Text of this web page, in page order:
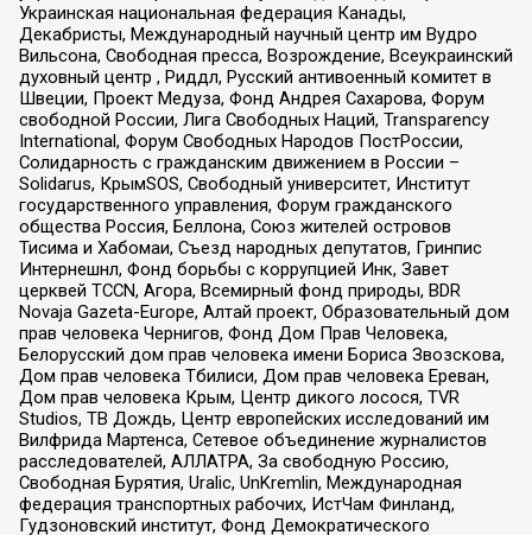
Украинская национальная федерация Канады,
Декабристы, Международный научный центр им Вудро
Вильсона, Свободная пресса, Возрождение, Всеукраинский
духовный центр , Риддл, Русский антивоенный комитет в
Швеции, Проект Медуза, Фонд Андрея Сахарова, Форум
свободной России, Лига Свободных Наций, Transparеncy
International, Форум Свободных Народов ПостРоссии,
Солидарность с гражданским движением в России –
Solidarus, КрымSOS, Свободный университет, Институт
государственного управления, Форум гражданского
общества Россия, Беллона, Союз жителей островов
Тисима и Хабомаи, Съезд народных депутатов, Гринпис
Интернешнл, Фонд борьбы с коррупцией Инк, Завет
церквей TCCN, Агора, Всемирный фонд природы, BDR
Novaja Gazeta-Europe, Алтай проект, Образовательный дом
прав человека Чернигов, Фонд Дом Прав Человека,
Белорусский дом прав человека имени Бориса Звозскова,
Дом прав человека Тбилиси, Дом прав человека Ереван,
Дом прав человека Крым, Центр дикого лосося, TVR
Studios, ТВ Дождь, Центр европейских исследований им
Вилфрида Мартенса, Сетевое объединение журналистов
расследователей, АЛЛАТРА, За свободную Россию,
Свободная Бурятия, Uralic, UnKremlin, Международная
федерация транспортных рабочих, ИстЧам Финланд,
Гудзоновский институт, Фонд Демократического